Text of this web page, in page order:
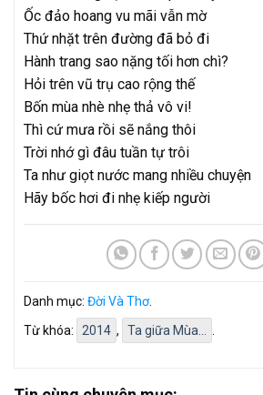
Ốc đảo hoang vu mãi vẫn mờ
Thứ nhặt trên đường đã bỏ đi
Hành trang sao nặng tối hơn chì?
Hỏi trên vũ trụ cao rộng thế
Bốn mùa nhè nhẹ thả vô vi!
Thì cứ mưa rồi sẽ nắng thôi
Trời nhớ gì đâu tuần tự trôi
Ta như giọt nước mang nhiều chuyện
Hãy bốc hơi đi nhẹ kiếp người
Danh mục: Đời Và Thơ.
Từ khóa:
2014 , Ta giữa Mùa...